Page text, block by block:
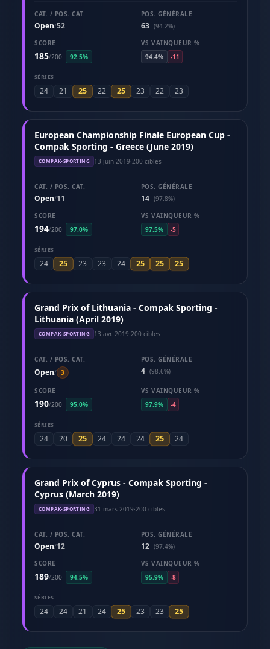
CAT. / POS. CAT.
Open/52
POS. GÉNÉRALE
63 (94.2%)
SCORE
185/200 92.5%
VS VAINQUEUR %
94.4%
-11
SÉRIES
24 21 25 22 25 23 22 23
European Championship Finale European Cup -
Compak Sporting - Greece (June 2019)
COMPAK-SPORTING 13 juin 2019·200 cibles
CAT. / POS. CAT.
Open/11
POS. GÉNÉRALE
14 (97.8%)
SCORE
194/200 97.0%
VS VAINQUEUR %
97.5%
-5
SÉRIES
24 25 23 23 24 25 25 25
Grand Prix of Lithuania - Compak Sporting -
Lithuania (April 2019)
COMPAK-SPORTING 13 avr. 2019·200 cibles
CAT. / POS. CAT.
Open/ 3
POS. GÉNÉRALE
4 (98.6%)
SCORE
190/200 95.0%
VS VAINQUEUR %
97.9%
-4
SÉRIES
24 20 25 24 24 24 25 24
Grand Prix of Cyprus - Compak Sporting -
Cyprus (March 2019)
COMPAK-SPORTING 31 mars 2019·200 cibles
CAT. / POS. CAT.
Open/12
POS. GÉNÉRALE
12 (97.4%)
SCORE
189/200 94.5%
VS VAINQUEUR %
95.9%
-8
SÉRIES
24 24 21 24 25 23 23 25